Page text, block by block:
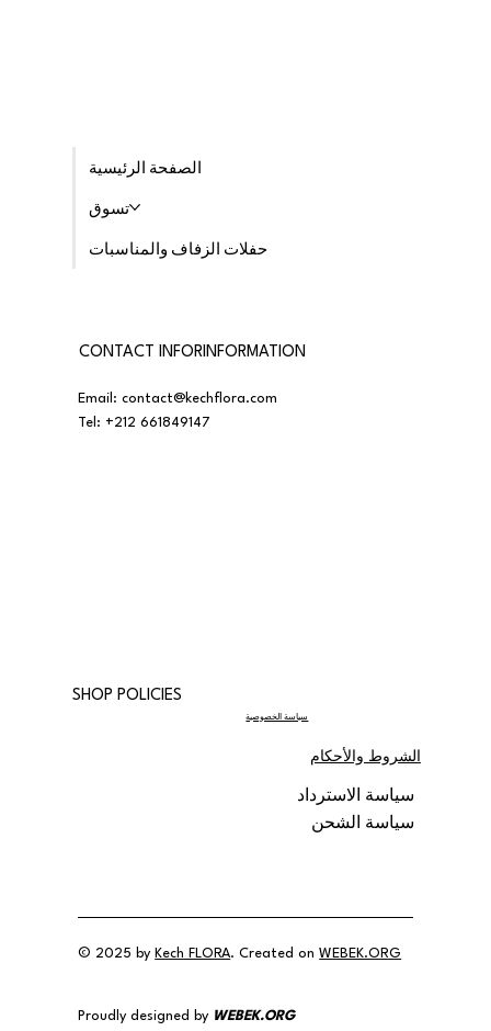
الصفحة الرئيسية
تسوق
حفلات الزفاف والمناسبات
CONTACT INFORINFORMATION
Email:contact@kechflora.com
Tel: +212 661849147
SHOP POLICIES
سياسة الخصوصية
الشروط والأحكام
سياسة الاسترداد
سياسة الشحن
© 2025 by Kech FLORA. Created onWEBEK.ORG
Proudly designed by WEBEK.ORG